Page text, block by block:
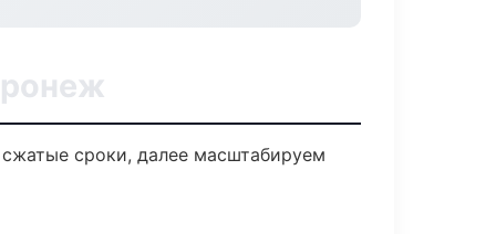
сроки, далее масштабируем